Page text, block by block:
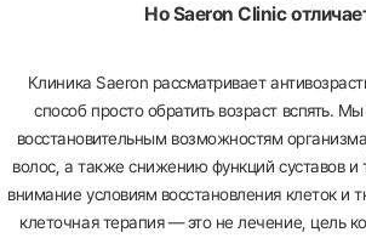
Но Saeron Clinic
Клиника Saeron рассматривает
способ просто обратить возраст вспять.
восстановительным возможностям
волос, а также снижению функций суставов и
внимание условиям восстановления клеток и
клеточная терапия — это не лечение, цель